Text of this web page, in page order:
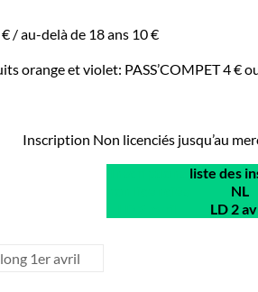
/ au-delà de 18 ans 10 €
orange et violet: PASS’COMPET 4 €
Inscription Non licenciés jusqu’au
liste des
NL
LD 2
1er avril